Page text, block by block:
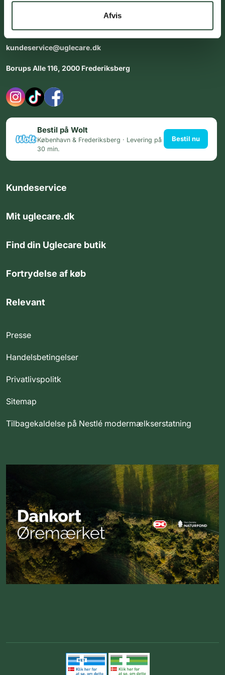
Afvis
Åbningstider i butikken:
kundeservice@uglecare.dk
Borups Alle 116, 2000 Frederiksberg
Bestil på Wolt
København & Frederiksberg · Levering på
30 min.
Bestil nu
Kundeservice
Mit uglecare.dk
Find din Uglecare butik
Fortrydelse af køb
Relevant
Presse
Handelsbetingelser
Privatlivspolitk
Sitemap
Tilbagekaldelse på Nestlé modermælkserstatning